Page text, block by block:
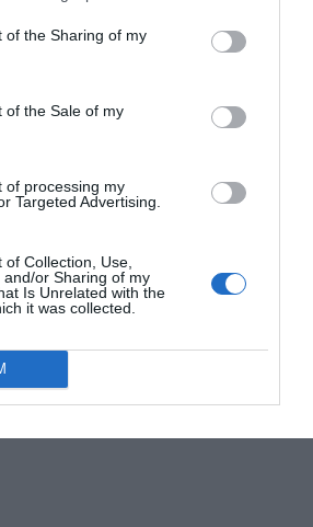
of the Sharing of my
of the Sale of my
of processing my
Targeted Advertising.
Collection, Use,
and/or Sharing of my
Is Unrelated with the
it was collected.